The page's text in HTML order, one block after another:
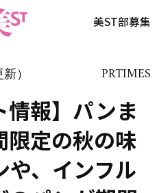
美ST部募集
） PRTIMES
情報】パンま
限定の秋の味
や、インフル